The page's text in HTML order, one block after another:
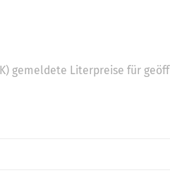
gemeldete Literpreise für